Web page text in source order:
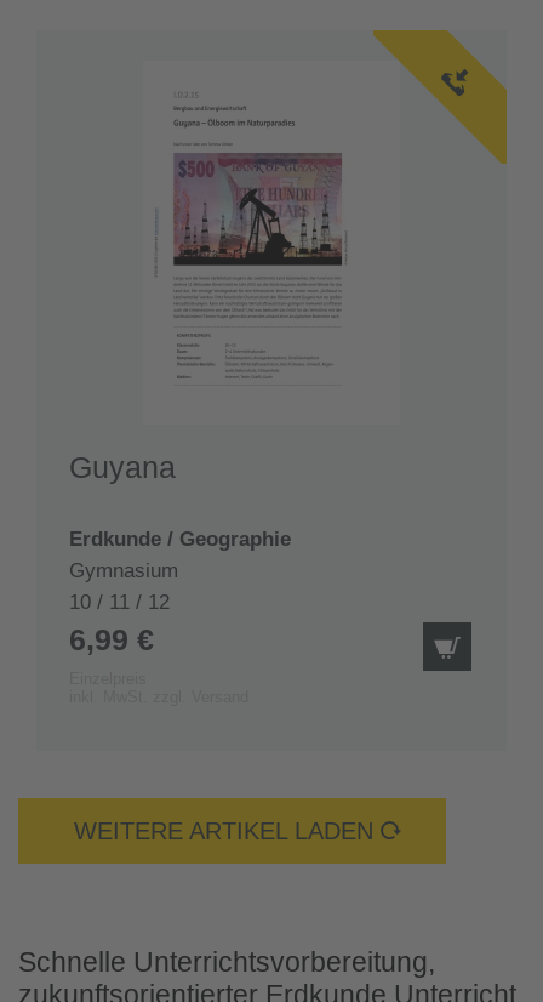
Guyana
Erdkunde / Geographie
Gymnasium
10 / 11 / 12
6,99 €
IN DEN
WEITERE ARTIKEL LADEN
Schnelle Unterrichtsvorbereitung,
zukunftsorientierter Erdkunde Unterricht